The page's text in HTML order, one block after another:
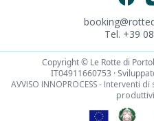
Tel. +39
Copyright © Le Rotte di
IT04911660753 ·
AVVISO INNOPROCESS - Interventi